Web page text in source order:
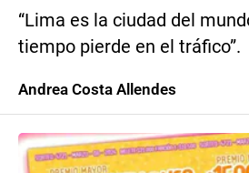
“Lima es la ciudad del
tiempo pierde en el tráfico”.
Andrea Costa Allendes